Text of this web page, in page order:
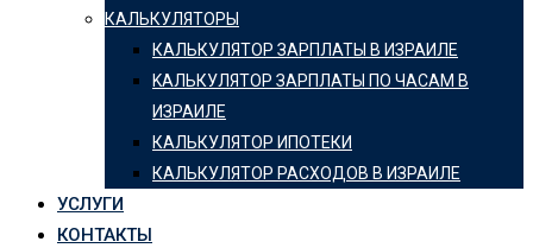
КАЛЬКУЛЯТОРЫ
КАЛЬКУЛЯТОР ЗАРПЛАТЫ В ИЗРАИЛЕ
KАЛЬКУЛЯТОР ЗАРПЛАТЫ ПО ЧАСАМ В
ИЗРАИЛЕ
КАЛЬКУЛЯТОР ИПОТЕКИ
КАЛЬКУЛЯТОР РАСХОДОВ В ИЗРАИЛЕ
УСЛУГИ
КОНТАКТЫ